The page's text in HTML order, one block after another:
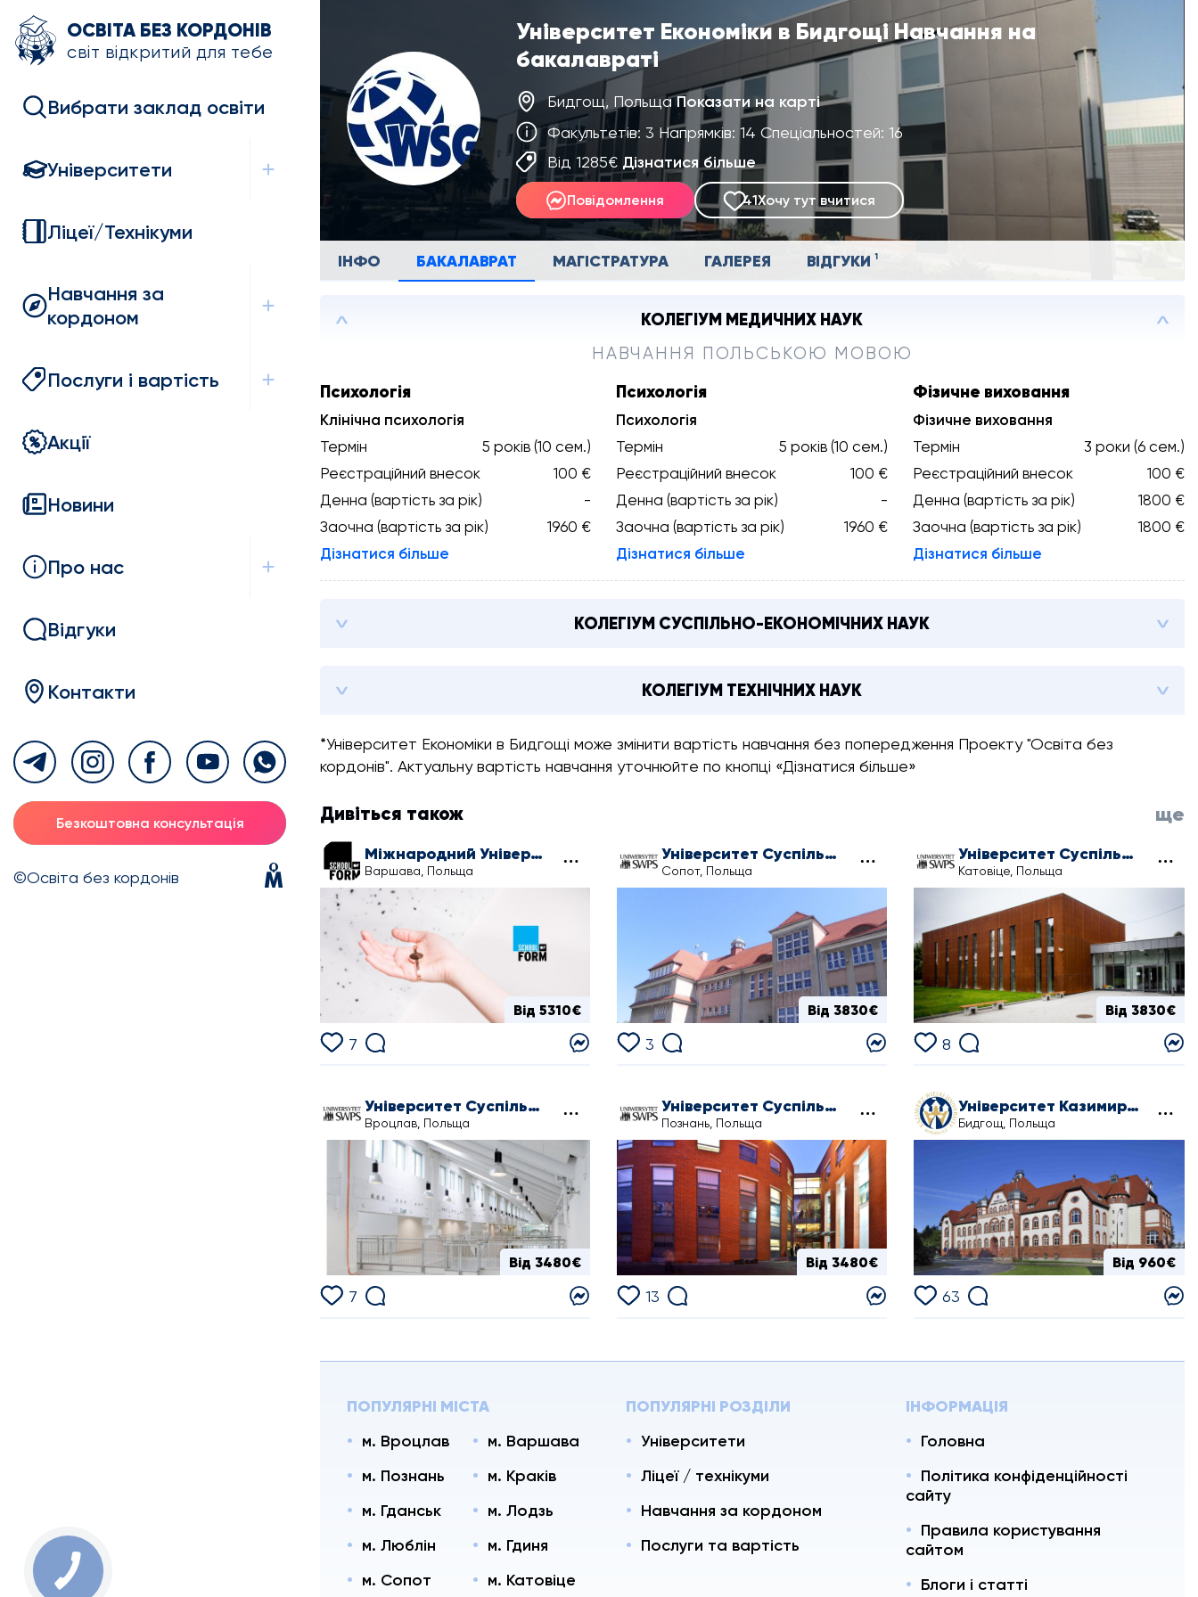
ОСВІТА БЕЗ КОРДОНІВ
світ відкритий для тебе
Вибрати заклад освіти
Університети
Ліцеї/Технікуми
Навчання за
кордоном
Послуги і вартість
Акції
Новини
Про нас
Відгуки
Контакти
Безкоштовна консультація
©Освіта без кордонів
Університет Економіки в Бидгощі Навчання на
бакалавраті
Бидгощ, ПольщаПоказати на карті
Факультетів: 3 Напрямків: 14 Спеціальностей: 16
Від 1285€ Дізнатися більше
Повідомлення 41Хочу тут вчитися
ІНФО БАКАЛАВРАТ МАГІСТРАТУРА ГАЛЕРЕЯ ВІДГУКИ 1
КОЛЕГІУМ МЕДИЧНИХ НАУК
НАВЧАННЯ ПОЛЬСЬКОЮ МОВОЮ
Психологія
Клінічна психологія
Термін
5 років (10 сем.)
Реєстраційний внесок
100 €
Денна (вартість за рік)
-
Заочна (вартість за рік)
1960 €
Дізнатися більше
Психологія
Психологія
Термін
5 років (10 сем.)
Реєстраційний внесок
100 €
Денна (вартість за рік)
-
Заочна (вартість за рік)
1960 €
Дізнатися більше
Фізичне виховання
Фізичне виховання
Термін
3 роки (6 сем.)
Реєстраційний внесок
100 €
Денна (вартість за рік)
1800 €
Заочна (вартість за рік)
1800 €
Дізнатися більше
КОЛЕГІУМ СУСПІЛЬНО-ЕКОНОМІЧНИХ НАУК
КОЛЕГІУМ ТЕХНІЧНИХ НАУК
*Університет Економіки в Бидгощі може змінити вартість навчання без попередження Проекту "Освіта без
кордонів". Актуальну вартість навчання уточнюйте по кнопці «Дізнатися більше»
Дивіться також ще
Міжнародний Університет Дизайну
Варшава, Польща
Від 5310€
7
Університет Суспільної Психології і Гуманітарних Наук у Сопоті
Сопот, Польща
Від 3830€
3
Університет Суспільної Психології і Гуманітарних Наук у Катовіце
Катовіце, Польща
Від 3830€
8
Університет Суспільної Психології і Гуманітарних Наук у Вроцлаві
Вроцлав, Польща
Від 3480€
7
Університет Суспільної Психології і Гуманітарних Наук у Познані
Познань, Польща
Від 3480€
13
Університет Казимира Великого в Бидгощі
Бидгощ, Польща
Від 960€
63
ПОПУЛЯРНІ МІСТА
м. Вроцлав
м. Варшава
м. Познань
м. Краків
м. Гданськ
м. Лодзь
м. Люблін
м. Гдиня
м. Сопот
м. Катовіце
ПОПУЛЯРНІ РОЗДІЛИ
Університети
Ліцеї / технікуми
Навчання за кордоном
Послуги та вартість
ІНФОРМАЦІЯ
Головна
Політика конфіденційності
сайту
Правила користування
сайтом
Блоги і статті
КНОПКА
ЗВ'ЯЗКУ